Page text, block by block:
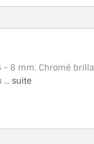
- 8 mm. Chromé
... suite